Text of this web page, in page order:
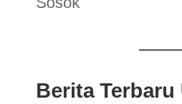
Berita